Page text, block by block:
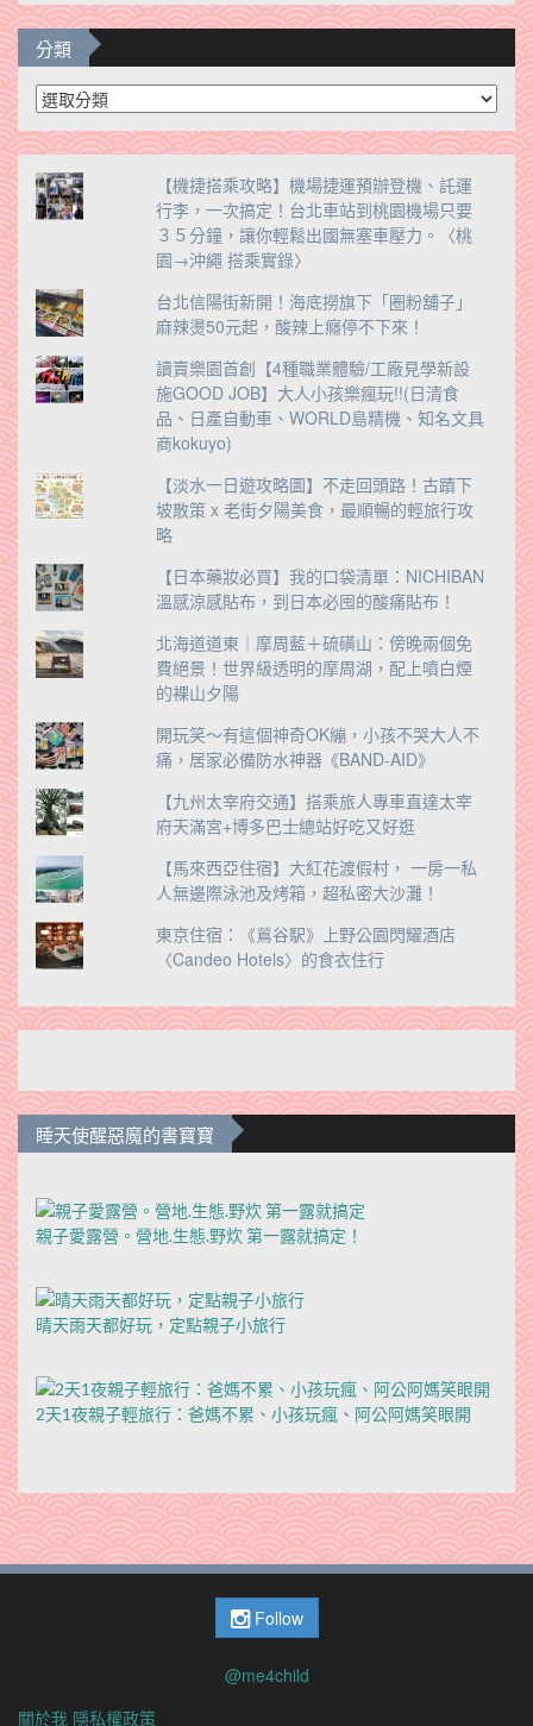
分類
分
類
【機捷搭乘攻略】機場捷運預辦登機、託運
行李，一次搞定！台北車站到桃園機場只要
３５分鐘，讓你輕鬆出國無塞車壓力。〈桃
園→沖繩 搭乘實錄〉
台北信陽街新開！海底撈旗下「圈粉舖子」
麻辣燙50元起，酸辣上癮停不下來！
讀賣樂園首創【4種職業體驗/工廠見學新設
施GOOD JOB】大人小孩樂瘋玩!!(日清食
品、日產自動車、WORLD島精機、知名文具
商kokuyo)
【淡水一日遊攻略圖】不走回頭路！古蹟下
坡散策 x 老街夕陽美食，最順暢的輕旅行攻
略
【日本藥妝必買】我的口袋清單：NICHIBAN
溫感涼感貼布，到日本必囤的酸痛貼布！
北海道道東｜摩周藍＋硫磺山：傍晚兩個免
費絕景！世界級透明的摩周湖，配上噴白煙
的裸山夕陽
開玩笑～有這個神奇OK繃，小孩不哭大人不
痛，居家必備防水神器《BAND-AID》
【九州太宰府交通】搭乘旅人專車直達太宰
府天滿宮+博多巴士總站好吃又好逛
【馬來西亞住宿】大紅花渡假村， 一房一私
人無邊際泳池及烤箱，超私密大沙灘！
東京住宿：《鶑谷駅》上野公園閃耀酒店
〈Candeo Hotels〉的食衣住行
睡天使醒惡魔的書寶寶
親子愛露營。營地.生態.野炊 第一露就搞定！
晴天雨天都好玩，定點親子小旅行
2天1夜親子輕旅行：爸媽不累、小孩玩瘋、阿公阿媽笑眼開
Follow
@me4child
關於我 隱私權政策